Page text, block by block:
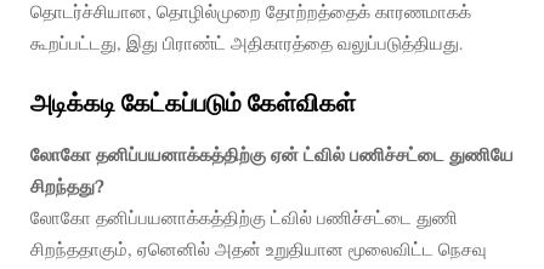
தொடர்ச்சியான, தொழில்முறை தோற்றத்தைக் காரணமாகக்
கூறப்பட்டது, இது பிராண்ட் அதிகாரத்தை வலுப்படுத்தியது.
அடிக்கடி கேட்கப்படும் கேள்விகள்
லோகோ தனிப்பயனாக்கத்திற்கு ஏன் ட்வில் பணிச்சட்டை துணியே
சிறந்தது?
லோகோ தனிப்பயனாக்கத்திற்கு ட்வில் பணிச்சட்டை துணி
சிறந்ததாகும், ஏனெனில் அதன் உறுதியான மூலைவிட்ட நெசவு